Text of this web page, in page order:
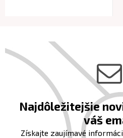
Najdôležitejšie
váš
Získajte zaujímavé